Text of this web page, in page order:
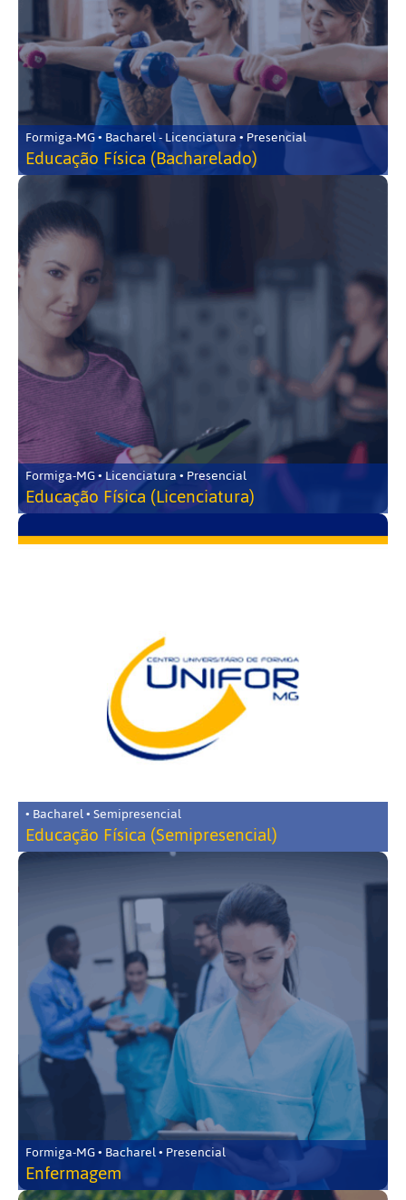
Formiga-MG • Bacharel - Licenciatura • Presencial
Educação Física (Bacharelado)
Formiga-MG • Licenciatura • Presencial
Educação Física (Licenciatura)
• Bacharel • Semipresencial
Educação Física (Semipresencial)
Formiga-MG • Bacharel • Presencial
Enfermagem